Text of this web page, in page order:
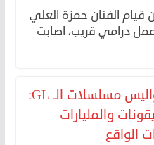
الفنان حمزة العلي
درامي قريب، اصابت
خلف كواليس مسلسلات الـ GL:
والمليارات
الواقع